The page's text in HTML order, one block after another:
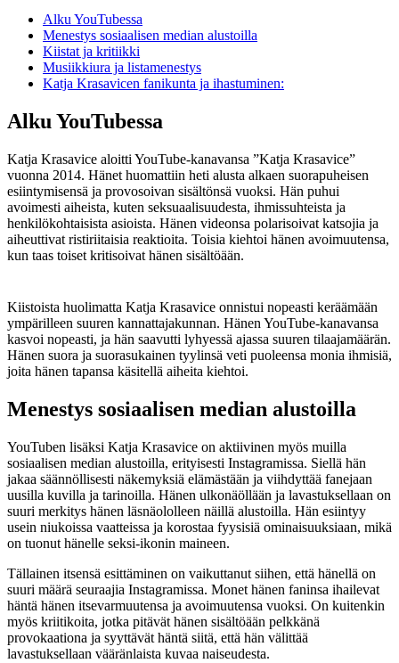
Alku YouTubessa
Menestys sosiaalisen median alustoilla
Kiistat ja kritiikki
Musiikkiura ja listamenestys
Katja Krasavicen fanikunta ja ihastuminen:
Alku YouTubessa
Katja Krasavice aloitti YouTube-kanavansa ”Katja Krasavice”
vuonna 2014. Hänet huomattiin heti alusta alkaen suorapuheisen
esiintymisensä ja provosoivan sisältönsä vuoksi. Hän puhui
avoimesti aiheista, kuten seksuaalisuudesta, ihmissuhteista ja
henkilökohtaisista asioista. Hänen videonsa polarisoivat katsojia ja
aiheuttivat ristiriitaisia reaktioita. Toisia kiehtoi hänen avoimuutensa,
kun taas toiset kritisoivat hänen sisältöään.
Kiistoista huolimatta Katja Krasavice onnistui nopeasti keräämään
ympärilleen suuren kannattajakunnan. Hänen YouTube-kanavansa
kasvoi nopeasti, ja hän saavutti lyhyessä ajassa suuren tilaajamäärän.
Hänen suora ja suorasukainen tyylinsä veti puoleensa monia ihmisiä,
joita hänen tapansa käsitellä aiheita kiehtoi.
Menestys sosiaalisen median alustoilla
YouTuben lisäksi Katja Krasavice on aktiivinen myös muilla
sosiaalisen median alustoilla, erityisesti Instagramissa. Siellä hän
jakaa säännöllisesti näkemyksiä elämästään ja viihdyttää fanejaan
uusilla kuvilla ja tarinoilla. Hänen ulkonäöllään ja lavastuksellaan on
suuri merkitys hänen läsnäololleen näillä alustoilla. Hän esiintyy
usein niukoissa vaatteissa ja korostaa fyysisiä ominaisuuksiaan, mikä
on tuonut hänelle seksi-ikonin maineen.
Tällainen itsensä esittäminen on vaikuttanut siihen, että hänellä on
suuri määrä seuraajia Instagramissa. Monet hänen faninsa ihailevat
häntä hänen itsevarmuutensa ja avoimuutensa vuoksi. On kuitenkin
myös kriitikoita, jotka pitävät hänen sisältöään pelkkänä
provokaationa ja syyttävät häntä siitä, että hän välittää
lavastuksellaan vääränlaista kuvaa naiseudesta.